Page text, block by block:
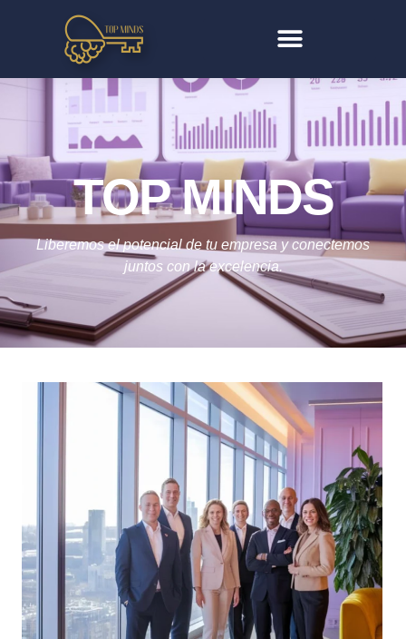
TOP MINDS
Liberemos el potencial de tu empresa y conectemos
juntos con la excelencia.